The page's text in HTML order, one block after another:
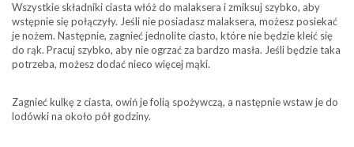
Wszystkie składniki ciasta włóż do malaksera i zmiksuj szybko, aby
wstępnie się połączyły. Jeśli nie posiadasz malaksera, możesz posiekać
je nożem. Następnie, zagnieć jednolite ciasto, które nie będzie kleić się
do rąk. Pracuj szybko, aby nie ogrzać za bardzo masła. Jeśli będzie taka
potrzeba, możesz dodać nieco więcej mąki.
Zagnieć kulkę z ciasta, owiń je folią spożywczą, a następnie wstaw je do
lodówki na około pół godziny.